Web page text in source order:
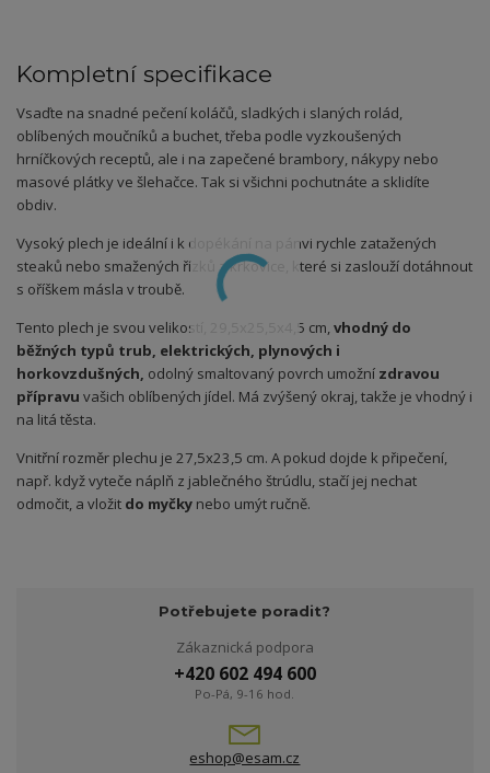
Kompletní specifikace
Vsaďte na snadné pečení koláčů, sladkých i slaných rolád,
oblíbených moučníků a buchet, třeba podle vyzkoušených
hrníčkových receptů, ale i na zapečené brambory, nákypy nebo
masové plátky ve šlehačce. Tak si všichni pochutnáte a sklidíte
obdiv.
Vysoký plech je ideální i k dopékání na pánvi rychle zatažených
steaků nebo smažených řízků z krkovice, které si zaslouží dotáhnout
s oříškem másla v troubě.
Tento plech je svou velikostí, 29,5x25,5x4,5 cm,vhodný do
běžných typů trub, elektrických, plynových i
horkovzdušných, odolný smaltovaný povrch umožní zdravou
přípravu vašich oblíbených jídel. Má zvýšený okraj, takže je vhodný i
na litá těsta.
Vnitřní rozměr plechu je 27,5x23,5 cm. A pokud dojde k připečení,
např. když vyteče náplň z jablečného štrúdlu, stačí jej nechat
odmočit, a vložit do myčky nebo umýt ručně.
Potřebujete poradit?
Zákaznická podpora
+420 602 494 600
Po-Pá, 9-16 hod.
eshop@esam.cz